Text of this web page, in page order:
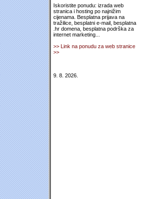
Iskoristite ponudu: izrada web
stranica i hosting po najnižim
cijenama. Besplatna prijava na
tražilice, besplatni e-mail, besplatna
.hr domena, besplatna podrška za
internet marketing...
>> Link na ponudu za web stranice
>>
9. 8. 2026.